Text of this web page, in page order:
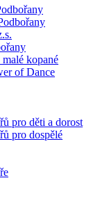
kopané
of Dance
pro děti a dorost
pro dospělé